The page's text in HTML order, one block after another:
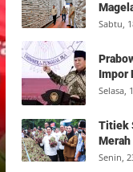
Aman
Sabtu,
Impor
Selasa,
Titiek
Merah
Petani
Senin,